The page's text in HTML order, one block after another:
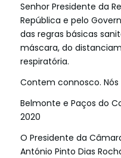
Senhor Presidente da
República e pelo
das regras básicas
máscara, do
respiratória.
Contem connosco. Nós
Belmonte e Paços do
2020
O Presidente da
António Pinto Dias